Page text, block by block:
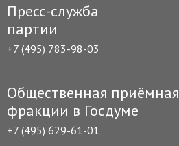
Пресс-служба
партии
+7 (495) 783-98-03
Общественная приёмная
фракции в Госдуме
+7 (495) 629-61-01